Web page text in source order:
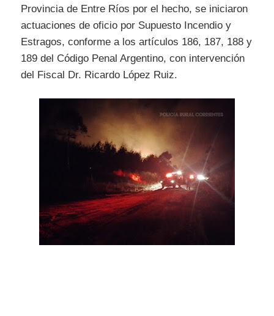
Provincia de Entre Ríos por el hecho, se iniciaron
actuaciones de oficio por Supuesto Incendio y
Estragos, conforme a los artículos 186, 187, 188 y
189 del Código Penal Argentino, con intervención
del Fiscal Dr. Ricardo López Ruiz.